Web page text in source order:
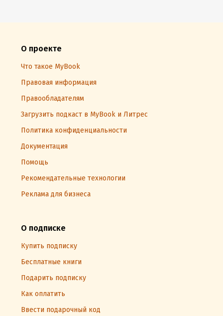
О проекте
Что такое MyBook
Правовая информация
Правообладателям
Загрузить подкаст в MyBook и Литрес
Политика конфиденциальности
Документация
Помощь
Рекомендательные технологии
Реклама для бизнеса
О подписке
Купить подписку
Бесплатные книги
Подарить подписку
Как оплатить
Ввести подарочный код